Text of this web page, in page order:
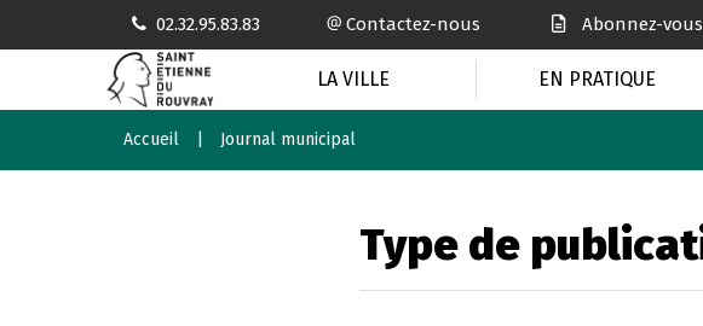
02.32.95.83.83 Contactez-nous Abonnez-
LA VILLE EN PRATIQUE
Accueil Journal municipal
Type de